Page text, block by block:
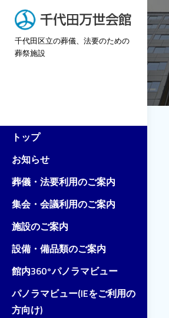
Skip
content
千代田区立の葬儀、法要のための
葬祭施設
トップ
お知らせ
葬儀・法要利用のご案内
集会・会議利用のご案内
施設のご案内
設備・備品類のご案内
館内360°パノラマビュー
パノラマビュー(IEをご利用の
方向け)